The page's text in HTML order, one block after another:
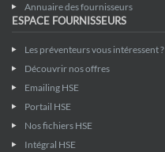
Annuaire des fournisseurs
ESPACE FOURNISSEURS
Les préventeurs vous intéressent ?
Découvrir nos offres
Emailing HSE
Portail HSE
Nos fichiers HSE
Intégral HSE